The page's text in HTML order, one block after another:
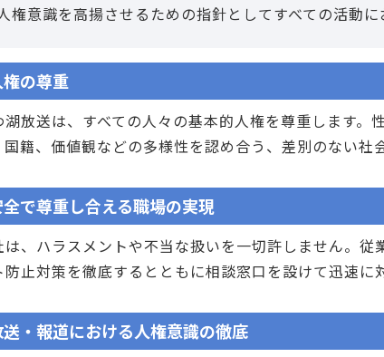
権意識を高揚させるための指針としてすべての活動に
の尊重
放送は、すべての人々の基本的人権を尊重します。
国籍、価値観などの多様性を認め合う、差別のない社
で尊重し合える職場の実現
、ハラスメントや不当な扱いを一切許しません。
防止対策を徹底するとともに相談窓口を設けて迅速に
・報道における人権意識の徹底